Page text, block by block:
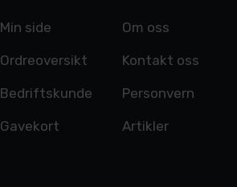
Min side
Ordreoversikt
Bedriftskunde
Gavekort
Om oss
Kontakt oss
Personvern
Artikler